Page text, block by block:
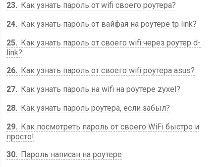
23
Как узнать пароль от wifi своего роутера?
24
Как узнать пароль от вайфая на роутере tp link?
25
Как узнать пароль от своего wifi через роутер d-
link?
26
Как узнать пароль от своего wifi роутера asus?
27
Как узнать пароль на wifi на роутере zyxel?
28
Как узнать пароль роутера, если забыл?
29
Как посмотреть пароль от своего WiFi быстро и
просто!
30
Пароль написан на роутере